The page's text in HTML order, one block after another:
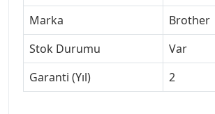
Marka
Brother
Stok Durumu
Var
Garanti (Yıl)
2